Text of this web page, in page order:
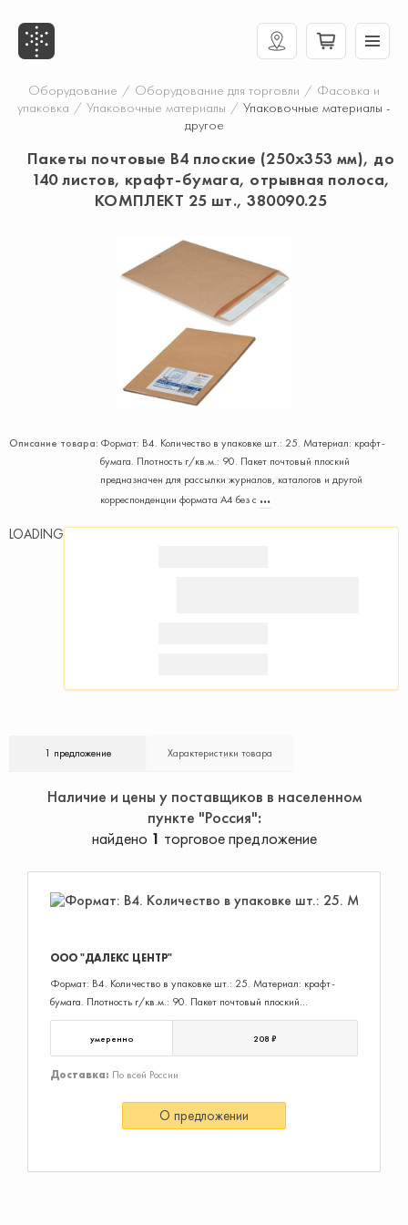
Оборудование / Оборудование для торговли / Фасовка и
упаковка / Упаковочные материалы / Упаковочные материалы -
другое
Пакеты почтовые В4 плоские (250х353 мм), до
140 листов, крафт-бумага, отрывная полоса,
КОМПЛЕКТ 25 шт., 380090.25
Описание товара: Формат: В4. Количество в упаковке шт.: 25. Материал: крафт-
бумага. Плотность г/кв.м.: 90. Пакет почтовый плоский
предназначен для рассылки журналов, каталогов и другой
корреспонденции формата А4 без с
LOADING
1 предложение Характеристики товара
Наличие и цены у поставщиков в населенном
пункте "Россия"
найдено 1 торговое предложение
ООО "ДАЛЕКС ЦЕНТР"
Формат: В4. Количество в упаковке шт.: 25. Материал: крафт-
бумага. Плотность г/кв.м.: 90. Пакет почтовый плоский
предназначен для рассылки журналов, каталогов и другой
корреспонденции формата А4 без сложения.
умеренно 208 ₽
Доставка: По всей России
О предложении